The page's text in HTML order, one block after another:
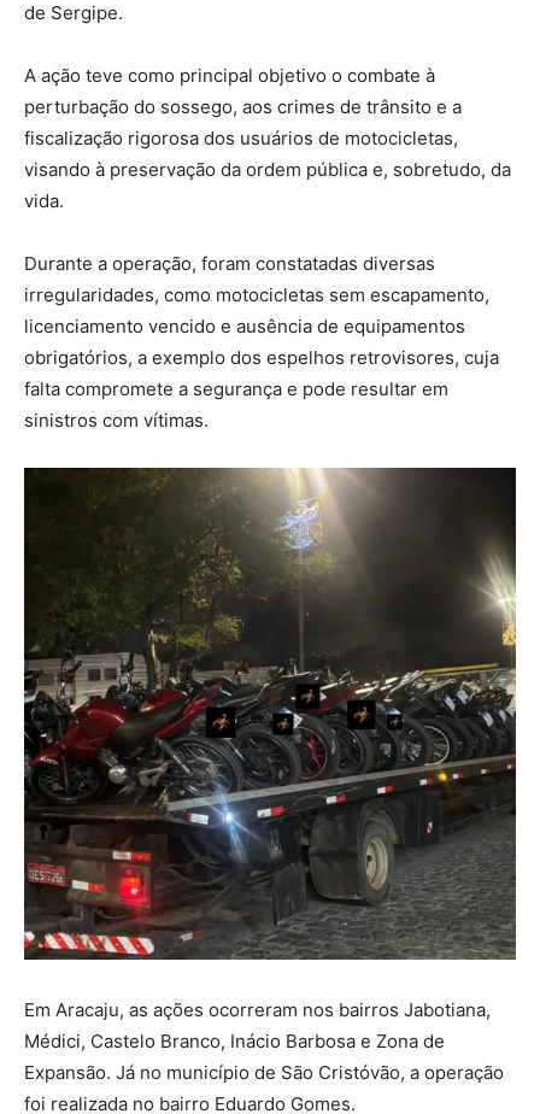
de Sergipe.
A ação teve como principal objetivo o combate à
perturbação do sossego, aos crimes de trânsito e a
fiscalização rigorosa dos usuários de motocicletas,
visando à preservação da ordem pública e, sobretudo, da
vida.
Durante a operação, foram constatadas diversas
irregularidades, como motocicletas sem escapamento,
licenciamento vencido e ausência de equipamentos
obrigatórios, a exemplo dos espelhos retrovisores, cuja
falta compromete a segurança e pode resultar em
sinistros com vítimas.
Em Aracaju, as ações ocorreram nos bairros Jabotiana,
Médici, Castelo Branco, Inácio Barbosa e Zona de
Expansão. Já no município de São Cristóvão, a operação
foi realizada no bairro Eduardo Gomes.